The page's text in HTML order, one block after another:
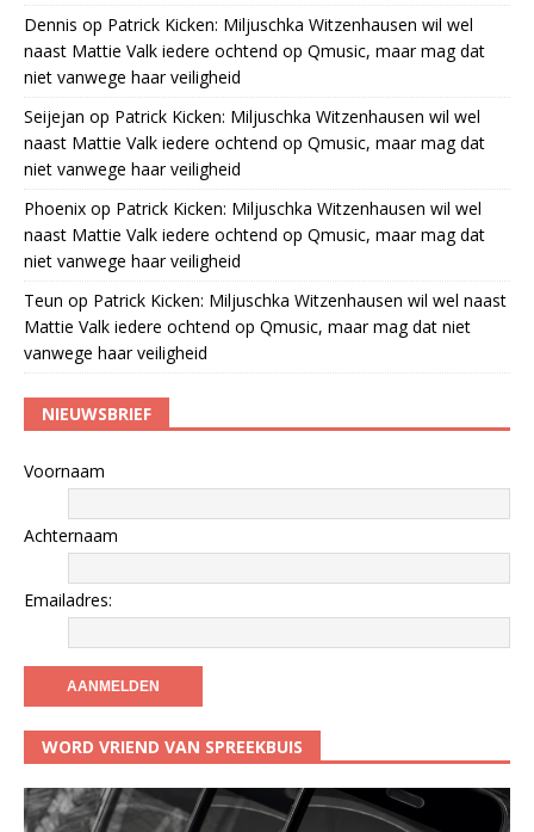
Dennis op Patrick Kicken: Miljuschka Witzenhausen wil wel
naast Mattie Valk iedere ochtend op Qmusic, maar mag dat
niet vanwege haar veiligheid
Seijejan op Patrick Kicken: Miljuschka Witzenhausen wil wel
naast Mattie Valk iedere ochtend op Qmusic, maar mag dat
niet vanwege haar veiligheid
Phoenix op Patrick Kicken: Miljuschka Witzenhausen wil wel
naast Mattie Valk iedere ochtend op Qmusic, maar mag dat
niet vanwege haar veiligheid
Teun op Patrick Kicken: Miljuschka Witzenhausen wil wel naast
Mattie Valk iedere ochtend op Qmusic, maar mag dat niet
vanwege haar veiligheid
NIEUWSBRIEF
Voornaam
Achternaam
Emailadres:
WORD VRIEND VAN SPREEKBUIS